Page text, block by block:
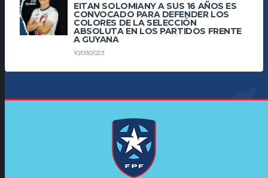
EITAN SOLOMIANY A SUS 16 AÑOS ES
CONVOCADO PARA DEFENDER LOS
COLORES DE LA SELECCIÓN
ABSOLUTA EN LOS PARTIDOS FRENTE
A GUYANA
10/09/2023